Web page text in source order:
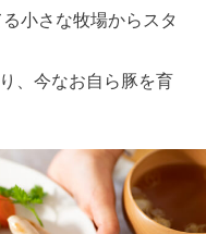
小さな牧場からスタ
、今なお自ら豚を育